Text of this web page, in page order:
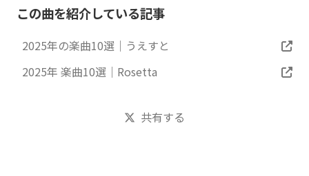
この曲を紹介している記事
2025年の楽曲10選｜うえすと
2025年 楽曲10選｜Rosetta
共有する